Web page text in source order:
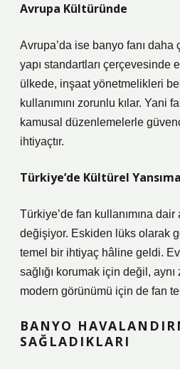
Avrupa Kültüründe
Avrupa’da ise banyo fanı
yapı standartları çerçevesinde
ülkede, inşaat yönetmelikleri
kullanımını zorunlu kılar. Yani
kamusal düzenlemelerle
ihtiyaçtır.
Türkiye’de Kültürel
Türkiye’de fan kullanımına dair
değişiyor. Eskiden lüks olarak
temel bir ihtiyaç hâline geldi.
sağlığı korumak için değil,
modern görünümü için de fan
BANYO
SAĞLADIKLARI